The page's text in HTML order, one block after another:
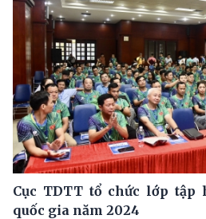
Cục TDTT tổ chức lớp tập
quốc gia năm 2024